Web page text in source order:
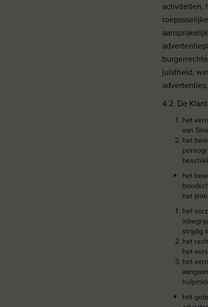
activiteiten,
juistheid,
4.2. De
het
van
het
het
het
het
strijdig
het
het
het
het